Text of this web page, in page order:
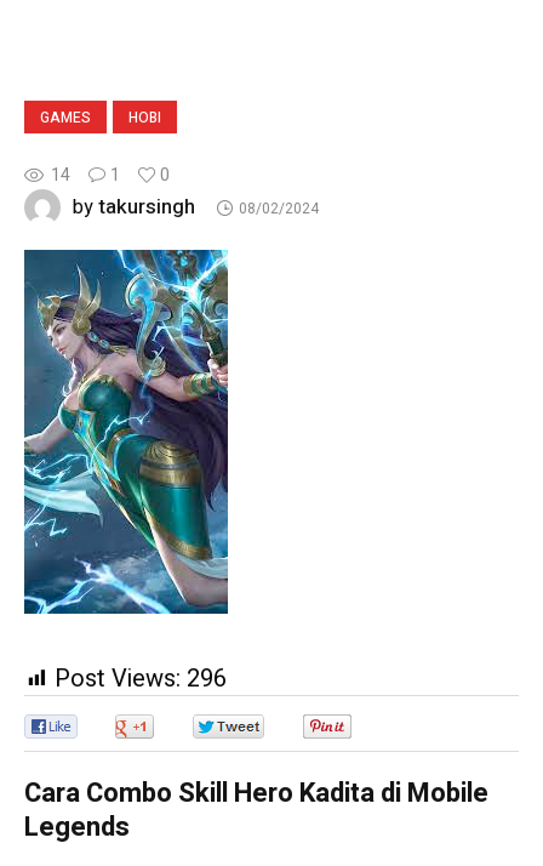
GAMES HOBI
14 1 0
bytakursingh 08/02/2024
Post Views: 296
Cara Combo Skill Hero Kadita di Mobile
Legends